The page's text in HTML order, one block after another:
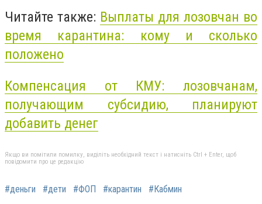
Читайте также: Выплаты для лозовчан во
время карантина: кому и сколько
положено
Компенсация от КМУ: лозовчанам,
получающим субсидию, планируют
добавить денег
Якщо ви помітили помилку, виділіть необхідний текст і натисніть Ctrl + Enter, щоб
повідомити про це редакцію
#деньги #дети #ФОП #карантин #Кабмин